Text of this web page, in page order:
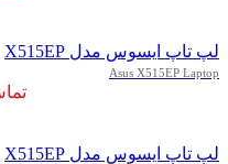
لپ تاپ ایسوس مدل X515EP
Asus X515EP Laptop
لپ تاپ ایسوس مدل X515EP